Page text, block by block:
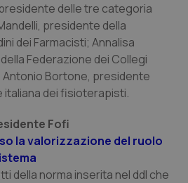
di Bolzano
delle tre categoria
presidente della
dei Farmacisti; Annalisa
Federazione dei Collegi
Antonio Bortone, presidente
italiana dei fisioterapisti.
Fofi
la valorizzazione del ruolo
della norma inserita nel ddl che